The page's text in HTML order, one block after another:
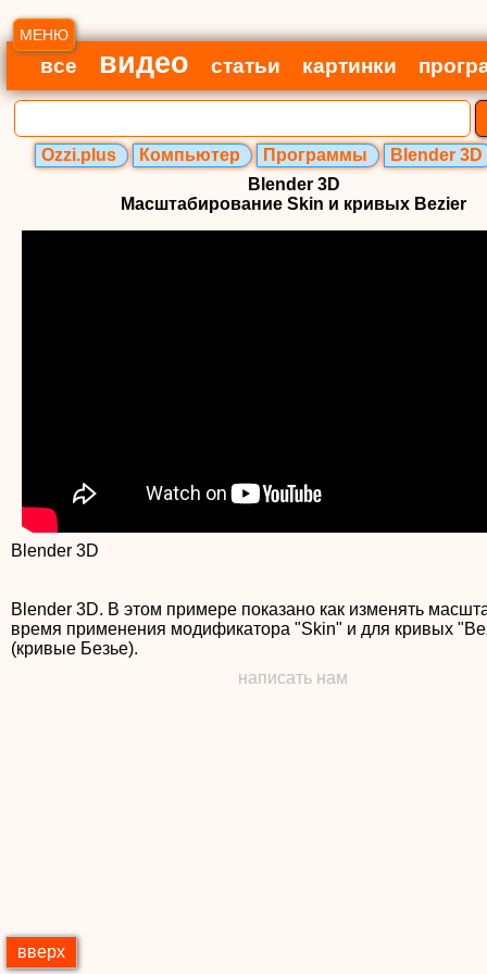
МЕНЮ
все видео статьи картинки
Ozzi.plus Компьютер Программы
Blender 3D
Blender 3D
Масштабирование Skin и кривых Bezier
Blender 3D
Blender 3D. В этом примере показано как изменять
время применения модификатора "Skin" и для кривых
(кривые Безье).
написать нам
вверх